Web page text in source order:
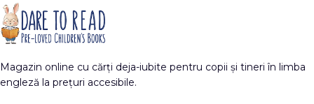
Magazin online cu cărți deja-iubite pentru copii și tineri în limba
engleză la prețuri accesibile.